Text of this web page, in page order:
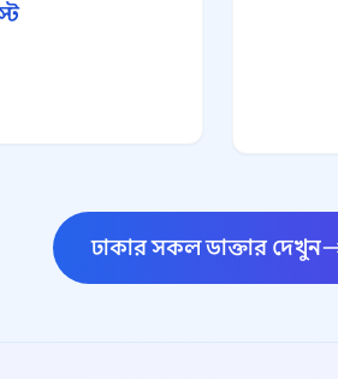
ঢাকার সকল ডাক্তার দেখুন